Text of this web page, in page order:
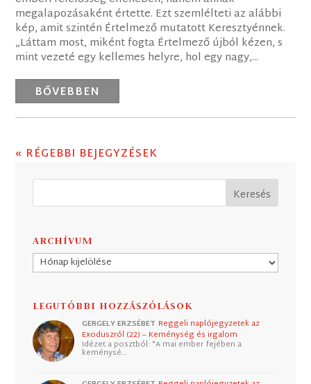
megalapozásaként értette. Ezt szemlélteti az alábbi
kép, amit szintén Értelmező mutatott Keresztyénnek.
„Láttam most, miként fogta Értelmező újból kézen, s
mint vezeté egy kellemes helyre, hol egy nagy,...
BŐVEBBEN
« RÉGEBBI BEJEGYZÉSEK
ARCHÍVUM
Archívum
LEGUTÓBBI HOZZÁSZÓLÁSOK
GERGELY ERZSÉBET Reggeli naplójegyzetek az
Exoduszról (22) – Keménység és irgalom
Idézet a posztból: "A mai ember fejében a
keménysé…